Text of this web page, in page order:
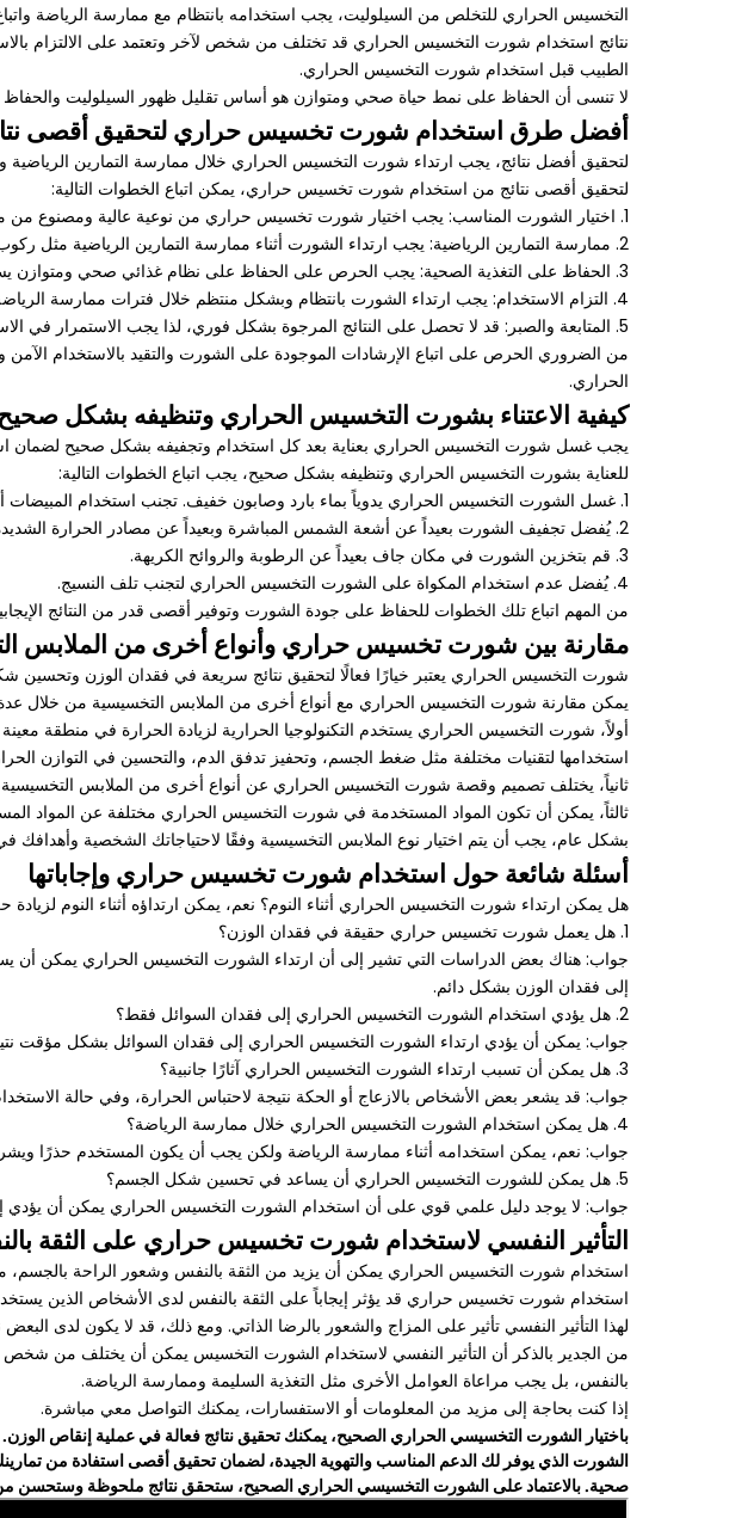
التخسيس الحراري للتخلص من السيلوليت، يجب استخدامه بانتظام مع ممارسة الرياضة
نتائج استخدام شورت التخسيس الحراري قد تختلف من شخص لآخر وتعتمد على الالتزام
الطبيب قبل استخدام شورت التخسيس الحراري.
لا تنسى أن الحفاظ على نمط حياة صحي ومتوازن هو أساس تقليل ظهور السيلوليت
أفضل طرق استخدام شورت تخسيس حراري لتحقيق أقصى
لتحقيق أفضل نتائج، يجب ارتداء شورت التخسيس الحراري خلال ممارسة التمارين
لتحقيق أقصى نتائج من استخدام شورت تخسيس حراري، يمكن اتباع الخطوات التالية:
1. اختيار الشورت المناسب: يجب اختيار شورت تخسيس حراري من نوعية عالية ومصنوع من مواد قوية ومرنة تساعد على تحفيز عملية حرق الدهون أثناء ممارسة الرياضة.
2. ممارسة التمارين الرياضية: يجب ارتداء الشورت أثناء ممارسة التمارين الرياضية مثل ركوب الدراجة الهوائية، الجري، المشي السريع، أو أي نشاط آخر يؤدي إلى زيادة درجة حرارة الجسم وتعرقه.
3. الحفاظ على التغذية الصحية: يجب الحرص على الحفاظ على نظام غذائي صحي ومتوازن يساهم في تحقيق أقصى نتائج من استخدام الشورت التخسيس، ويجب الابتعاد عن الأطعمة الدهنية والمعالجة.
4. التزام الاستخدام: يجب ارتداء الشورت بانتظام وبشكل منتظم خلال فترات ممارسة الرياضة للحصول على النتائج المرجوة.
5. المتابعة والصبر: قد لا تحصل على النتائج المرجوة بشكل فوري، لذا يجب الاستمرار في الاستخدام وممارسة الرياضة والحفاظ على التغذية الصحية والانتظار لظهور النتائج على المدى الطويل.
من الضروري الحرص على اتباع الإرشادات الموجودة على الشورت والتقيد بالاستخدام
الحراري.
كيفية الاعتناء بشورت التخسيس الحراري وتنظيفه بشكل
يجب غسل شورت التخسيس الحراري بعناية بعد كل استخدام وتجفيفه بشكل صحيح لضمان
للعناية بشورت التخسيس الحراري وتنظيفه بشكل صحيح، يجب اتباع الخطوات التالية:
1. غسل الشورت التخسيس الحراري يدوياً بماء بارد وصابون خفيف. تجنب استخدام المبيضات أو الملطفات القوية التي قد تؤثر على النسيج.
2. يُفضل تجفيف الشورت بعيداً عن أشعة الشمس المباشرة وبعيداً عن مصادر الحرارة الشديدة مثل الغلايات.
3. قم بتخزين الشورت في مكان جاف بعيداً عن الرطوبة والروائح الكريهة.
4. يُفضل عدم استخدام المكواة على الشورت التخسيس الحراري لتجنب تلف النسيج.
من المهم اتباع تلك الخطوات للحفاظ على جودة الشورت وتوفير أقصى قدر من النتائج
مقارنة بين شورت تخسيس حراري وأنواع أخرى من الملابس
شورت التخسيس الحراري يعتبر خيارًا فعالًا لتحقيق نتائج سريعة في فقدان الوزن وتحسين
يمكن مقارنة شورت التخسيس الحراري مع أنواع أخرى من الملابس التخسيسية من خلال
أولاً، شورت التخسيس الحراري يستخدم التكنولوجيا الحرارية لزيادة الحرارة في منطقة
استخدامها لتقنيات مختلفة مثل ضغط الجسم، وتحفيز تدفق الدم، والتحسين في التوازن
ثانياً، يختلف تصميم وقصة شورت التخسيس الحراري عن أنواع أخرى من الملابس
ثالثاً، يمكن أن تكون المواد المستخدمة في شورت التخسيس الحراري مختلفة عن المواد
بشكل عام، يجب أن يتم اختيار نوع الملابس التخسيسية وفقًا لاحتياجاتك الشخصية وأهدافك
أسئلة شائعة حول استخدام شورت تخسيس حراري وإجاباتها
هل يمكن ارتداء شورت التخسيس الحراري أثناء النوم؟ نعم، يمكن ارتداؤه أثناء النوم لزيادة
1. هل يعمل شورت تخسيس حراري حقيقة في فقدان الوزن؟
جواب: هناك بعض الدراسات التي تشير إلى أن ارتداء الشورت التخسيس الحراري يمكن أن
إلى فقدان الوزن بشكل دائم.
2. هل يؤدي استخدام الشورت التخسيس الحراري إلى فقدان السوائل فقط؟
جواب: يمكن أن يؤدي ارتداء الشورت التخسيس الحراري إلى فقدان السوائل بشكل مؤقت نتيجة
3. هل يمكن أن تسبب ارتداء الشورت التخسيس الحراري آثارًا جانبية؟
جواب: قد يشعر بعض الأشخاص بالازعاج أو الحكة نتيجة لاحتباس الحرارة، وفي حالة
4. هل يمكن استخدام الشورت التخسيس الحراري خلال ممارسة الرياضة؟
جواب: نعم، يمكن استخدامه أثناء ممارسة الرياضة ولكن يجب أن يكون المستخدم حذرًا
5. هل يمكن للشورت التخسيس الحراري أن يساعد في تحسين شكل الجسم؟
جواب: لا يوجد دليل علمي قوي على أن استخدام الشورت التخسيس الحراري يمكن أن
التأثير النفسي لاستخدام شورت تخسيس حراري على الثقة
استخدام شورت التخسيس الحراري يمكن أن يزيد من الثقة بالنفس وشعور الراحة بالجسم،
استخدام شورت تخسيس حراري قد يؤثر إيجاباً على الثقة بالنفس لدى الأشخاص الذين
لهذا التأثير النفسي تأثير على المزاج والشعور بالرضا الذاتي. ومع ذلك، قد لا يكون لدى
من الجدير بالذكر أن التأثير النفسي لاستخدام الشورت التخسيس يمكن أن يختلف من شخص
بالنفس، بل يجب مراعاة العوامل الأخرى مثل التغذية السليمة وممارسة الرياضة.
إذا كنت بحاجة إلى مزيد من المعلومات أو الاستفسارات، يمكنك التواصل معي مباشرة.
باختيار الشورت التخسيسي الحراري الصحيح، يمكنك تحقيق نتائج فعالة في عملية إنقاص
الشورت الذي يوفر لك الدعم المناسب والتهوية الجيدة، لضمان تحقيق أقصى استفادة من
صحية. بالاعتماد على الشورت التخسيسي الحراري الصحيح، ستحقق نتائج ملحوظة وستحسن